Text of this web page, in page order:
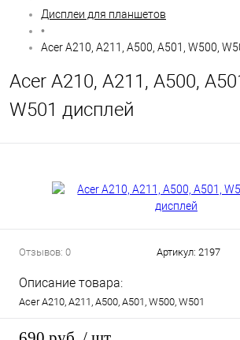
Дисплеи для планшетов
•
Acer A210, A211, A500, A501, W500,
Acer A210, A211, A500,
W501 дисплей
Отзывов: 0 Артикул: 2197
Описание товара:
Acer A210, A211, A500, A501, W500, W501